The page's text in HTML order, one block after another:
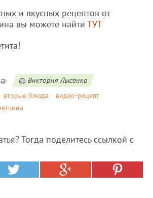
и вкусных рецептов от
вы можете найти ТУТ
Виктория Лысенко
вторые блюда
видео-рецепт
Тогда поделитесь ссылкой с